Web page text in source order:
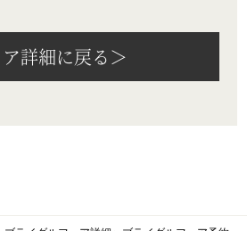
詳細に戻る＞